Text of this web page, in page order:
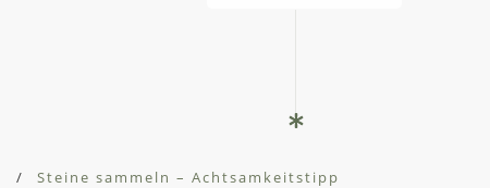
/ Steine sammeln – Achtsamkeitstipp